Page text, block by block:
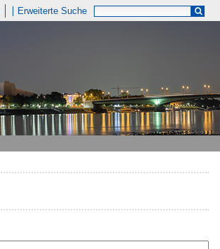
Erweiterte Suche